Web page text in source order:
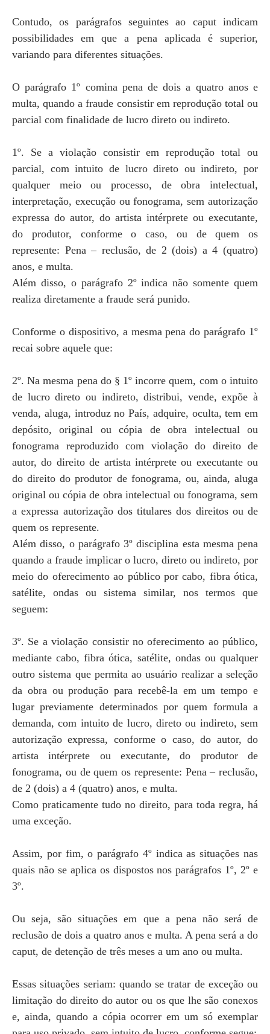
Contudo, os parágrafos seguintes ao caput indicam
possibilidades em que a pena aplicada é superior,
variando para diferentes situações.
O parágrafo 1º comina pena de dois a quatro anos e
multa, quando a fraude consistir em reprodução total ou
parcial com finalidade de lucro direto ou indireto.
1º. Se a violação consistir em reprodução total ou
parcial, com intuito de lucro direto ou indireto, por
qualquer meio ou processo, de obra intelectual,
interpretação, execução ou fonograma, sem autorização
expressa do autor, do artista intérprete ou executante,
do produtor, conforme o caso, ou de quem os
represente: Pena – reclusão, de 2 (dois) a 4 (quatro)
anos, e multa.
Além disso, o parágrafo 2º indica não somente quem
realiza diretamente a fraude será punido.
Conforme o dispositivo, a mesma pena do parágrafo 1º
recai sobre aquele que:
2º. Na mesma pena do § 1º incorre quem, com o intuito
de lucro direto ou indireto, distribui, vende, expõe à
venda, aluga, introduz no País, adquire, oculta, tem em
depósito, original ou cópia de obra intelectual ou
fonograma reproduzido com violação do direito de
autor, do direito de artista intérprete ou executante ou
do direito do produtor de fonograma, ou, ainda, aluga
original ou cópia de obra intelectual ou fonograma, sem
a expressa autorização dos titulares dos direitos ou de
quem os represente.
Além disso, o parágrafo 3º disciplina esta mesma pena
quando a fraude implicar o lucro, direto ou indireto, por
meio do oferecimento ao público por cabo, fibra ótica,
satélite, ondas ou sistema similar, nos termos que
seguem:
3º. Se a violação consistir no oferecimento ao público,
mediante cabo, fibra ótica, satélite, ondas ou qualquer
outro sistema que permita ao usuário realizar a seleção
da obra ou produção para recebê-la em um tempo e
lugar previamente determinados por quem formula a
demanda, com intuito de lucro, direto ou indireto, sem
autorização expressa, conforme o caso, do autor, do
artista intérprete ou executante, do produtor de
fonograma, ou de quem os represente: Pena – reclusão,
de 2 (dois) a 4 (quatro) anos, e multa.
Como praticamente tudo no direito, para toda regra, há
uma exceção.
Assim, por fim, o parágrafo 4º indica as situações nas
quais não se aplica os dispostos nos parágrafos 1º, 2º e
3º.
Ou seja, são situações em que a pena não será de
reclusão de dois a quatro anos e multa. A pena será a do
caput, de detenção de três meses a um ano ou multa.
Essas situações seriam: quando se tratar de exceção ou
limitação do direito do autor ou os que lhe são conexos
e, ainda, quando a cópia ocorrer em um só exemplar